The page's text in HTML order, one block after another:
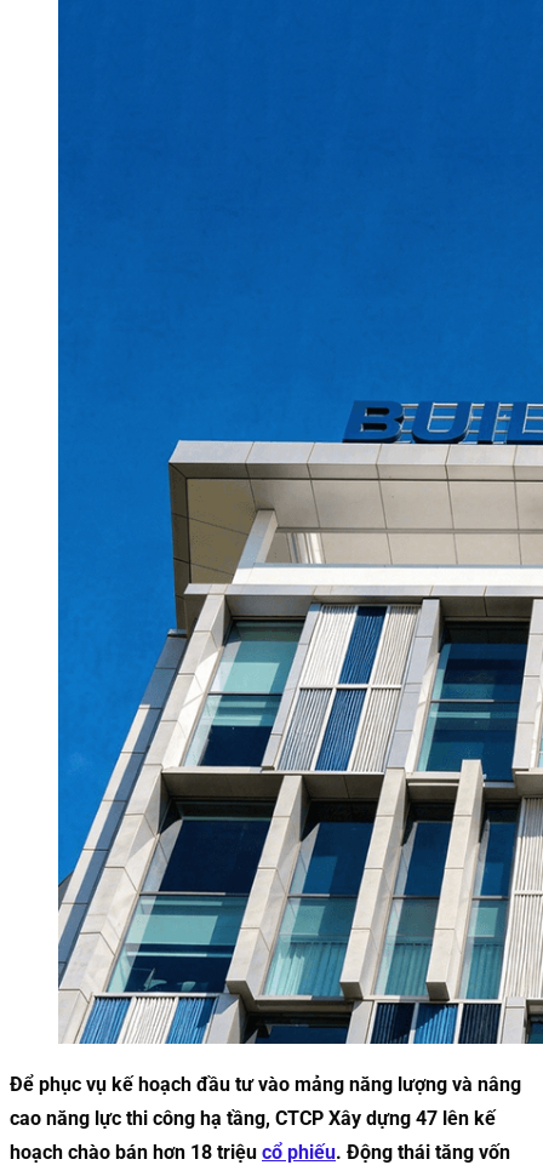
Để phục vụ kế hoạch đầu tư vào mảng năng lượng và nâng
cao năng lực thi công hạ tầng, CTCP Xây dựng 47 lên kế
hoạch chào bán hơn 18 triệu cổ phiếu. Động thái tăng vốn